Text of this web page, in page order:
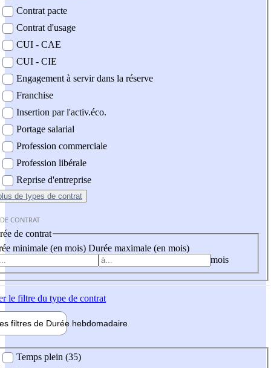
Contrat pacte
Contrat d'usage
CUI - CAE
CUI - CIE
Engagement à servir dans la réserve
Franchise
Insertion par l'activ.éco.
Portage salarial
Profession commerciale
Profession libérale
Reprise d'entreprise
de types de contrat
CONTRAT
de contrat
minimale (en mois) Durée maximale (en mois)
mois
le filtre du type de contrat
filtres de Durée hebdomadaire
Temps plein (35)